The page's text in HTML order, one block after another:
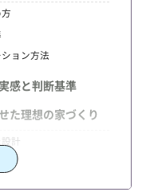
ョン方法
感と判断基準
た理想の家づくり
計
ンス